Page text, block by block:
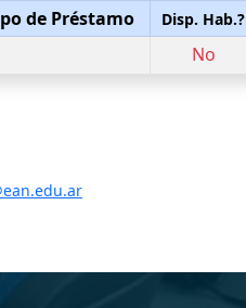
de Préstamo Disp. Hab.?
No